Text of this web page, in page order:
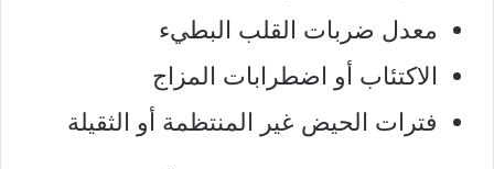
معدل ضربات القلب البطيء
الاكتئاب أو اضطرابات المزاج
فترات الحيض غير المنتظمة أو الثقيلة